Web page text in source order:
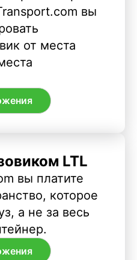
вы
от места
LTL
вы платите
которое
а не за весь